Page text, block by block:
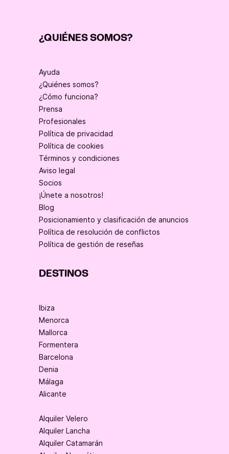
¿QUIÉNES SOMOS?
Ayuda
¿Quiénes somos?
¿Cómo funciona?
Prensa
Profesionales
Política de privacidad
Política de cookies
Términos y condiciones
Aviso legal
Socios
¡Únete a nosotros!
Blog
Posicionamiento y clasificación de anuncios
Política de resolución de conflictos
Política de gestión de reseñas
DESTINOS
Ibiza
Menorca
Mallorca
Formentera
Barcelona
Denia
Málaga
Alicante
Alquiler Velero
Alquiler Lancha
Alquiler Catamarán